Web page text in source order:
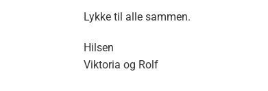
Lykke til alle sammen.
Hilsen
Viktoria og Rolf